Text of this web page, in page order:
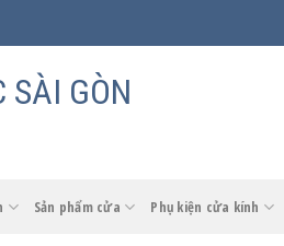
SÀI GÒN
Sản phẩm cửa Phụ kiện cửa kính